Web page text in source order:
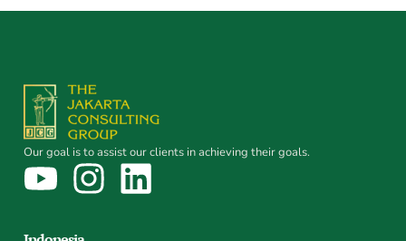
Our goal is to assist our clients in achieving their goals.